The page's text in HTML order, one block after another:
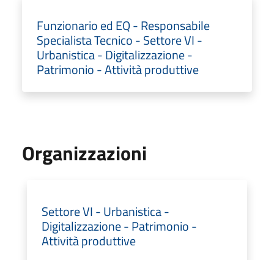
Funzionario ed EQ - Responsabile
Specialista Tecnico - Settore VI -
Urbanistica - Digitalizzazione -
Patrimonio - Attività produttive
Organizzazioni
Settore VI - Urbanistica -
Digitalizzazione - Patrimonio -
Attività produttive